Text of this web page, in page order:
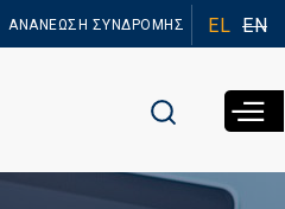
ΑΝΑΝΕΩΣΗ ΣΥΝΔΡΟΜΗΣ EL EN